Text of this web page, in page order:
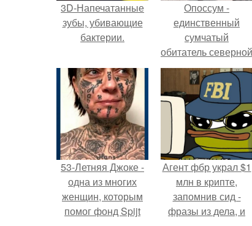
3D-Напечатанные
зубы, убивающие
бактерии.
Опоссум -
единственный
сумчатый
обитатель северной
америки.
53-Летняя Джоке -
одна из многих
женщин, которым
помог фонд Spijt
Агент фбр украл $1
млн в крипте,
запомнив сид -
фразы из дела, и